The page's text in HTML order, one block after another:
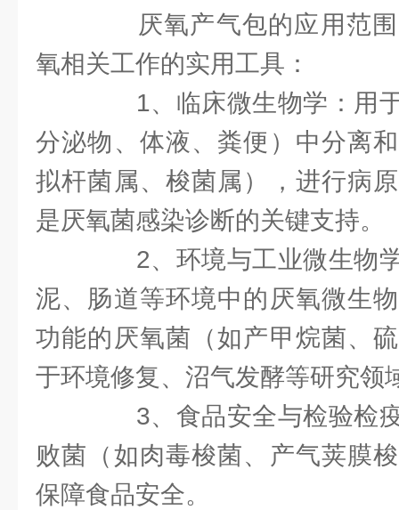
厌氧产气包的应用范围
氧相关工作的实用工具：
1、临床微生物学：用于
分泌物、体液、粪便）中分离
拟杆菌属、梭菌属），进行病
是厌氧菌感染诊断的关键支持。
2、环境与工业微生物学
泥、肠道等环境中的厌氧微生
功能的厌氧菌（如产甲烷菌、
于环境修复、沼气发酵等研究领
3、食品安全与检验检疫
败菌（如肉毒梭菌、产气荚膜
保障食品安全。